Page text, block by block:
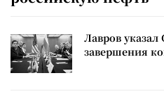
Лавров
завершения